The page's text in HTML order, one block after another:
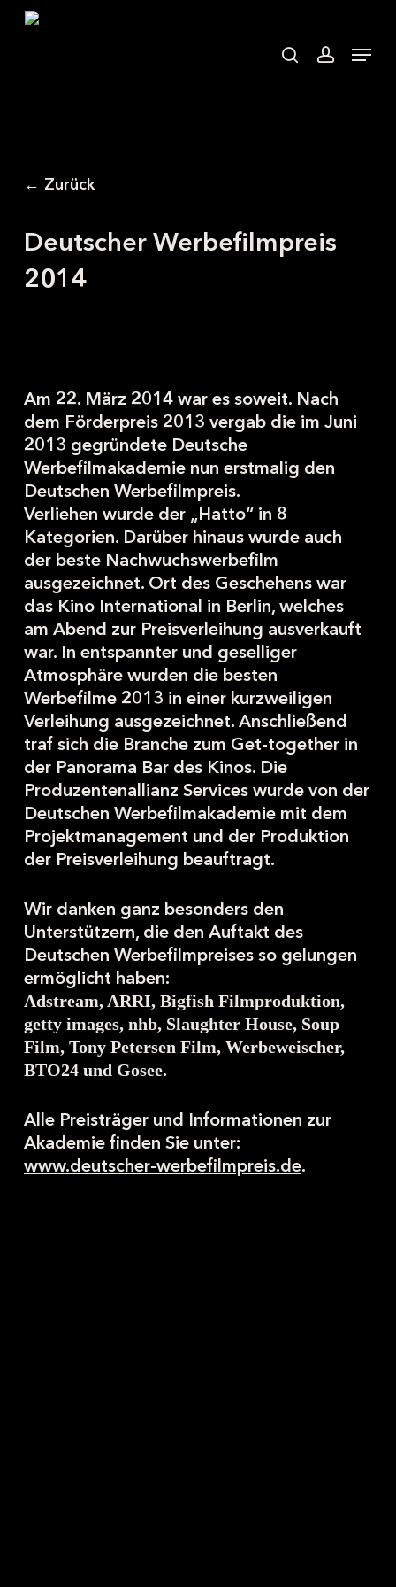
Skip
Menu
← Zurück
Deutscher Werbefilmpreis
2014
Am 22. März 2014 war es soweit. Nach
dem Förderpreis 2013 vergab die im Juni
2013 gegründete Deutsche
Werbefilmakademie nun erstmalig den
Deutschen Werbefilmpreis.
Verliehen wurde der „Hatto“ in 8
Kategorien. Darüber hinaus wurde auch
der beste Nachwuchswerbefilm
ausgezeichnet. Ort des Geschehens war
das Kino International in Berlin, welches
am Abend zur Preisverleihung ausverkauft
war. In entspannter und geselliger
Atmosphäre wurden die besten
Werbefilme 2013 in einer kurzweiligen
Verleihung ausgezeichnet. Anschließend
traf sich die Branche zum Get-together in
der Panorama Bar des Kinos. Die
Produzentenallianz Services wurde von der
Deutschen Werbefilmakademie mit dem
Projektmanagement und der Produktion
der Preisverleihung beauftragt.
Wir danken ganz besonders den
Unterstützern, die den Auftakt des
Deutschen Werbefilmpreises so gelungen
ermöglicht haben:
Adstream, ARRI, Bigfish Filmproduktion,
getty images, nhb, Slaughter House, Soup
Film, Tony Petersen Film, Werbeweischer,
BTO24 und Gosee.
Alle Preisträger und Informationen zur
Akademie finden Sie unter:
www.deutscher-werbefilmpreis.de.